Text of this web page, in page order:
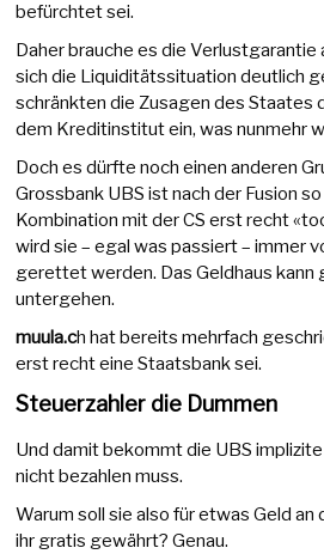
befürchtet sei.
Daher brauche es die Verlustgarantie
sich die Liquiditätssituation deutlich
schränkten die Zusagen des Staates
dem Kreditinstitut ein, was nunmehr
Doch es dürfte noch einen anderen
Grossbank UBS ist nach der Fusion
Kombination mit der CS erst recht
wird sie – egal was passiert – immer
gerettet werden. Das Geldhaus kann
untergehen.
muula.ch hat bereits mehrfach
erst recht eine Staatsbank sei.
Steuerzahler die Dummen
Und damit bekommt die UBS
nicht bezahlen muss.
Warum soll sie also für etwas Geld
ihr gratis gewährt? Genau.